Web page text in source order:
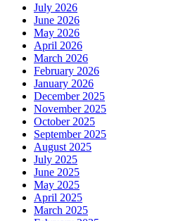
July 2026
June 2026
May 2026
April 2026
March 2026
February 2026
January 2026
December 2025
November 2025
October 2025
September 2025
August 2025
July 2025
June 2025
May 2025
April 2025
March 2025